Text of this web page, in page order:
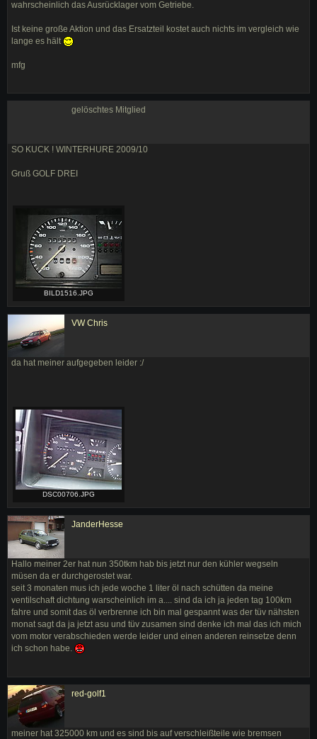
wahrscheinlich das Ausrücklager vom Getriebe.
Ist keine große Aktion und das Ersatzteil kostet auch nichts im vergleich wie
lange es hält
mfg
gelöschtes Mitglied
SO KUCK ! WINTERHURE 2009/10
Gruß GOLF DREI
BILD1516.JPG
VW Chris
da hat meiner aufgegeben leider :/
DSC00706.JPG
JanderHesse
Hallo meiner 2er hat nun 350tkm hab bis jetzt nur den kühler wegseln
müsen da er durchgerostet war.
seit 3 monaten mus ich jede woche 1 liter öl nach schütten da meine
ventilschaft dichtung warscheinlich im a.... sind da ich ja jeden tag 100km
fahre und somit das öl verbrenne ich bin mal gespannt was der tüv nähsten
monat sagt da ja jetzt asu und tüv zusamen sind denke ich mal das ich mich
vom motor verabschieden werde leider und einen anderen reinsetze denn
ich schon habe.
red-golf1
meiner hat 325000 km und es sind bis auf verschleißteile wie bremsen